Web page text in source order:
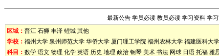
最新公告 学员必读 教员必读 学习资料 学
区域： 晋江 石狮 丰泽 鲤城 其他
学校： 福州大学 泉州师范大学 华侨大学 厦门理工学院 福州农林大学 福建医科大学
科目： 数学 语文 物理 化学 英语 历史 地理 政治 钢琴 美术 书法 网球 日语 托福 雅